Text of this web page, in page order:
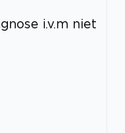
i.v.m niet